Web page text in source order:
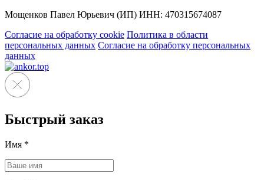
Мощенков Павел Юрьевич (ИП) ИНН: 470315674087
Согласие на обработку cookie Политика в области
персональных данных Согласие на обработку персональных
данных
Быстрый заказ
Имя *